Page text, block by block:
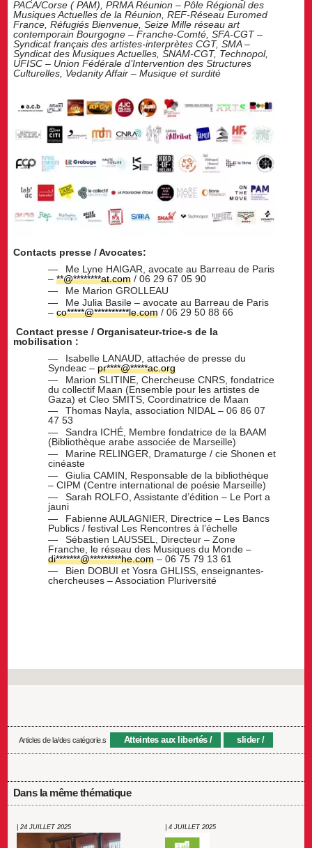
PACA/Corse ( PAM), PRMA Réunion – Pôle Régional des
Musiques Actuelles de la Réunion, REF-Réseau Euromed
France, Réfugiés Bienvenue, Seize Mille réseau art
contemporain Bourgogne – Franche-Comté, SFA-CGT –
Syndicat français des artistes-interprètes CGT, SMA –
Syndicat des Musiques Actuelles, SNAM-CGT, Technopol,
UFISC – Union Fédérale d’Intervention des Structures
Culturelles, Vedanity Affair – Musique et surdité
Contacts presse / Avocates:
Me Lyne HAIGAR, avocate au Barreau de Paris
–**@********at.com / 06 29 67 05 90
Me Marion GROLLEAU
Me Julia Basile – avocate au Barreau de Paris
–co*****@**********le.com / 06 29 50 88 66
Contact presse / Organisateur-trice-s de la
mobilisation :
Isabelle LANAUD, attachée de presse du
Syndeac –pr****@*****ac.org
Marion SLITINE, Chercheuse CNRS, fondatrice
du collectif Maan (Ensemble pour les artistes de
Gaza) et Cleo SMITS, Coordinatrice de Maan
Thomas Nayla, association NIDAL – 06 86 07
47 53
Sandra ICHÉ, Membre fondatrice de la BAAM
(Bibliothèque arabe associée de Marseille)
Marine RELINGER, Dramaturge / cie Shonen et
cinéaste
Giulia CAMIN, Responsable de la bibliothèque
– CIPM (Centre international de poésie Marseille)
Sarah ROLFO, Assistante d’édition – Le Port a
jauni
Fabienne AULAGNIER, Directrice – Les Bancs
Publics / festival Les Rencontres à l’échelle
Sébastien LAUSSEL, Directeur – Zone
Franche, le réseau des Musiques du Monde –
di*******@*********he.com – 06 75 79 13 61
Bien DOBUI et Yosra GHLISS, enseignantes-
chercheuses – Association Pluriversité
Articles de la/des catégorie.s Atteintes aux libertés slider
Dans la même thématique
| 24 JUILLET 2025 | 4 JUILLET 2025